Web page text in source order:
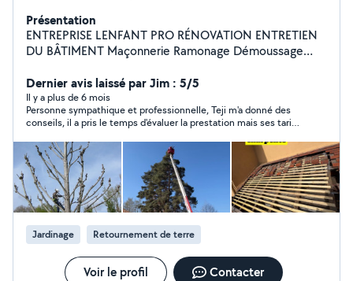
Présentation
ENTREPRISE LENFANT PRO RÉNOVATION ENTRETIEN
DU BÂTIMENT Maçonnerie Ramonage Démoussage
Nettoyage Boiserie - Volets - Façades Ferronerie Allées
- Terrasses ENTRETIEN ESPACES VERTS Entretien jardins
Pose de clôtures Tonte de pelouse Taille arbres fruitiers
Taille de haies Enlevement déchets verts Elagage -
Abattage - Etêtage Coupe à risques avec nacelle
Dernier avis laissé par Jim : 5/5
Il y a plus de 6 mois
Personne sympathique et professionnelle, Teji m'a donné des
conseils, il a pris le temps d'évaluer la prestation mais ses tarifs
Jardinage Retournement de terre
Voir le profil Contacter